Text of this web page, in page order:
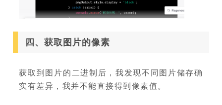
四、获取图片的像素
获取到图片的二进制后，我发现不同图片储存确
实有差异，我并不能直接得到像素值。